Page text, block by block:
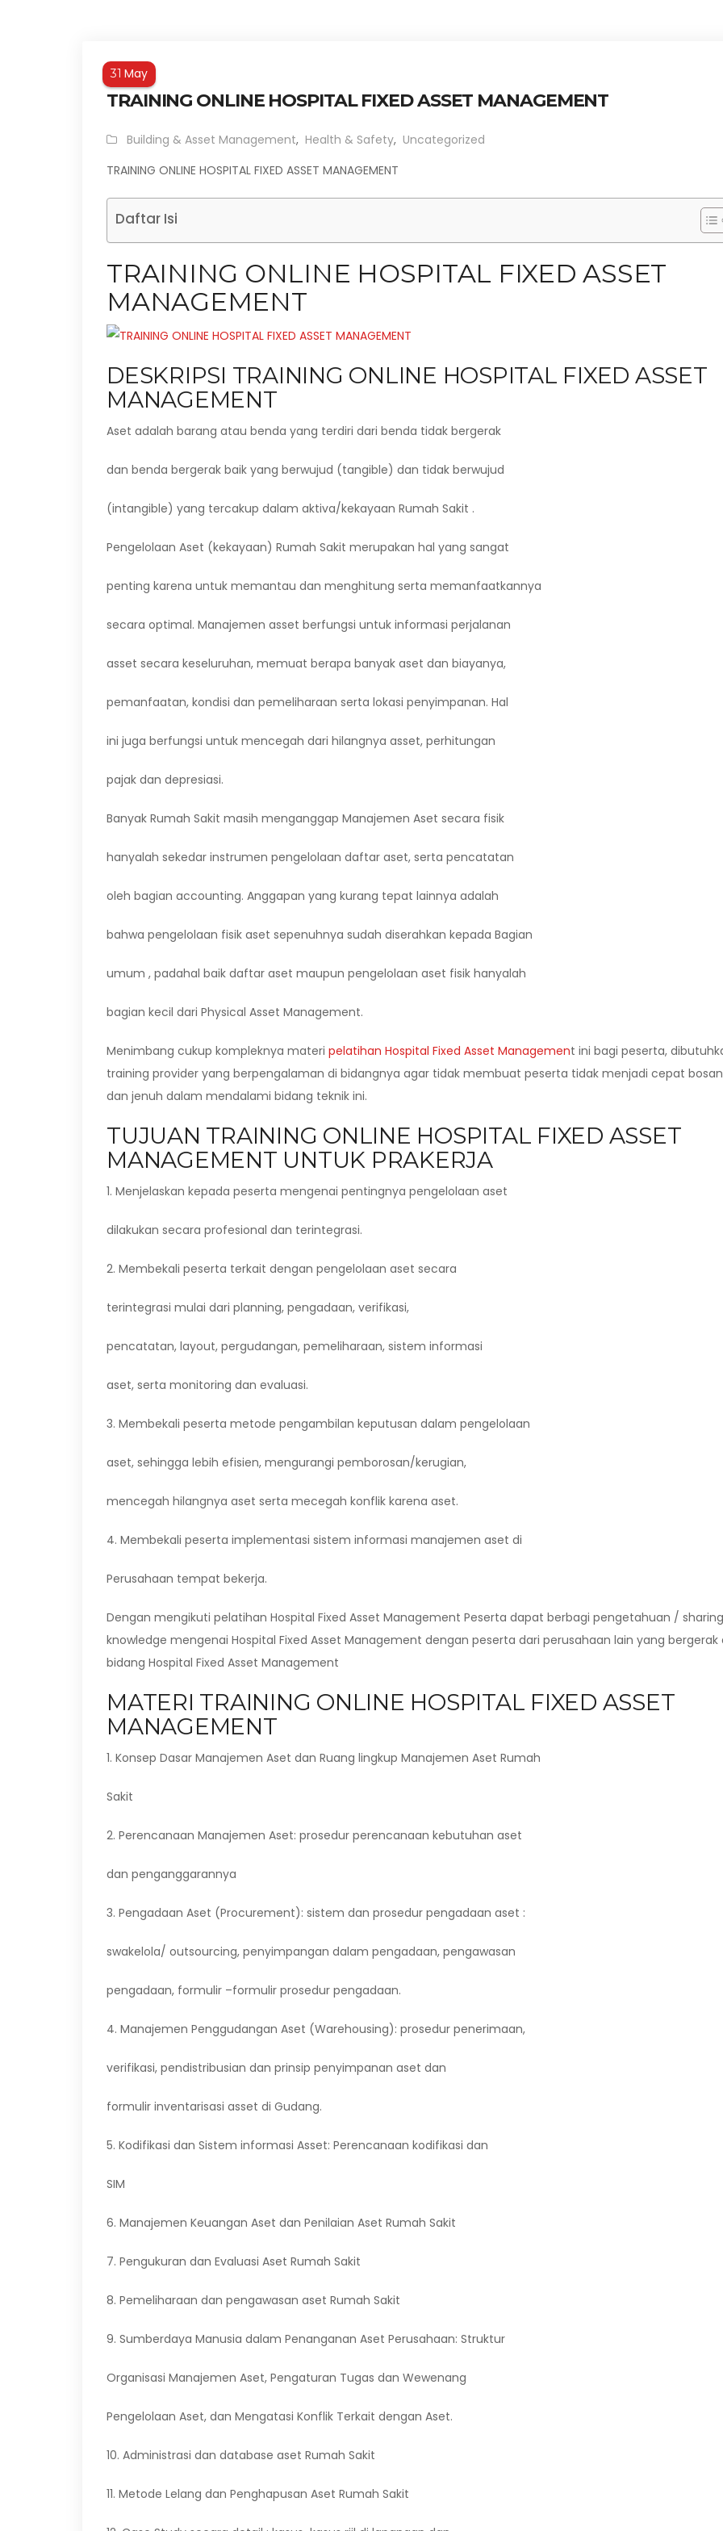
31May
TRAINING ONLINE HOSPITAL FIXED ASSET MANAGEMENT
Building & Asset Management, Health & Safety, Uncategorized
TRAINING ONLINE HOSPITAL FIXED ASSET MANAGEMENT
Daftar Isi
TRAINING ONLINE HOSPITAL FIXED ASSET
MANAGEMENT
DESKRIPSI TRAINING ONLINE HOSPITAL FIXED ASSET
MANAGEMENT
Aset adalah barang atau benda yang terdiri dari benda tidak bergerak
dan benda bergerak baik yang berwujud (tangible) dan tidak berwujud
(intangible) yang tercakup dalam aktiva/kekayaan Rumah Sakit .
Pengelolaan Aset (kekayaan) Rumah Sakit merupakan hal yang sangat
penting karena untuk memantau dan menghitung serta memanfaatkannya
secara optimal. Manajemen asset berfungsi untuk informasi perjalanan
asset secara keseluruhan, memuat berapa banyak aset dan biayanya,
pemanfaatan, kondisi dan pemeliharaan serta lokasi penyimpanan. Hal
ini juga berfungsi untuk mencegah dari hilangnya asset, perhitungan
pajak dan depresiasi.
Banyak Rumah Sakit masih menganggap Manajemen Aset secara fisik
hanyalah sekedar instrumen pengelolaan daftar aset, serta pencatatan
oleh bagian accounting. Anggapan yang kurang tepat lainnya adalah
bahwa pengelolaan fisik aset sepenuhnya sudah diserahkan kepada Bagian
umum , padahal baik daftar aset maupun pengelolaan aset fisik hanyalah
bagian kecil dari Physical Asset Management.
Menimbang cukup kompleknya materi pelatihan Hospital Fixed Asset Management ini bagi peserta,
training provider yang berpengalaman di bidangnya agar tidak membuat peserta tidak menjadi cepat bosan
dan jenuh dalam mendalami bidang teknik ini.
TUJUAN TRAINING ONLINE HOSPITAL FIXED ASSET
MANAGEMENT UNTUK PRAKERJA
1. Menjelaskan kepada peserta mengenai pentingnya pengelolaan aset
dilakukan secara profesional dan terintegrasi.
2. Membekali peserta terkait dengan pengelolaan aset secara
terintegrasi mulai dari planning, pengadaan, verifikasi,
pencatatan, layout, pergudangan, pemeliharaan, sistem informasi
aset, serta monitoring dan evaluasi.
3. Membekali peserta metode pengambilan keputusan dalam pengelolaan
aset, sehingga lebih efisien, mengurangi pemborosan/kerugian,
mencegah hilangnya aset serta mecegah konflik karena aset.
4. Membekali peserta implementasi sistem informasi manajemen aset di
Perusahaan tempat bekerja.
Dengan mengikuti pelatihan Hospital Fixed Asset Management Peserta dapat berbagi pengetahuan / sharing
knowledge mengenai Hospital Fixed Asset Management dengan peserta dari perusahaan lain yang bergerak
bidang Hospital Fixed Asset Management
MATERI TRAINING ONLINE HOSPITAL FIXED ASSET
MANAGEMENT
1. Konsep Dasar Manajemen Aset dan Ruang lingkup Manajemen Aset Rumah
Sakit
2. Perencanaan Manajemen Aset: prosedur perencanaan kebutuhan aset
dan penganggarannya
3. Pengadaan Aset (Procurement): sistem dan prosedur pengadaan aset :
swakelola/ outsourcing, penyimpangan dalam pengadaan, pengawasan
pengadaan, formulir –formulir prosedur pengadaan.
4. Manajemen Penggudangan Aset (Warehousing): prosedur penerimaan,
verifikasi, pendistribusian dan prinsip penyimpanan aset dan
formulir inventarisasi asset di Gudang.
5. Kodifikasi dan Sistem informasi Asset: Perencanaan kodifikasi dan
SIM
6. Manajemen Keuangan Aset dan Penilaian Aset Rumah Sakit
7. Pengukuran dan Evaluasi Aset Rumah Sakit
8. Pemeliharaan dan pengawasan aset Rumah Sakit
9. Sumberdaya Manusia dalam Penanganan Aset Perusahaan: Struktur
Organisasi Manajemen Aset, Pengaturan Tugas dan Wewenang
Pengelolaan Aset, dan Mengatasi Konflik Terkait dengan Aset.
10. Administrasi dan database aset Rumah Sakit
11. Metode Lelang dan Penghapusan Aset Rumah Sakit